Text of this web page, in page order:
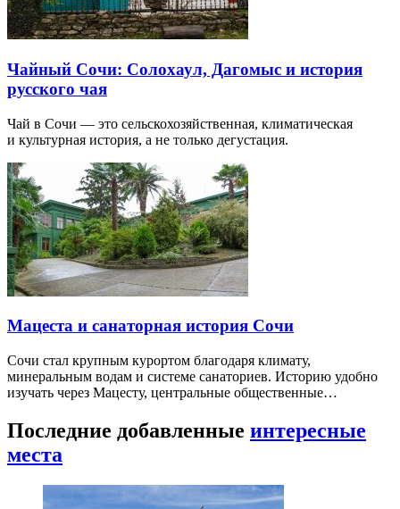
Чайный Сочи: Солохаул, Дагомыс и история
русского чая
Чай в Сочи — это сельскохозяйственная, климатическая
и культурная история, а не только дегустация.
Мацеста и санаторная история Сочи
Сочи стал крупным курортом благодаря климату,
минеральным водам и системе санаториев. Историю удобно
изучать через Мацесту, центральные общественные…
Последние добавленные интересные
места